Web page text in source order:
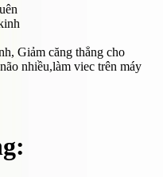
Giảm căng thẳng cho
nhiều,làm viec trên máy